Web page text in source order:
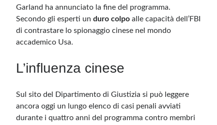
Garland ha annunciato la fine del programma.
Secondo gli esperti unduro colpo alle capacità dell’FBI
di contrastare lo spionaggio cinese nel mondo
accademico Usa.
L’influenza cinese
Sul sito del Dipartimento di Giustizia si può leggere
ancora oggi un lungo elenco di casi penali avviati
durante i quattro anni del programma contro membri